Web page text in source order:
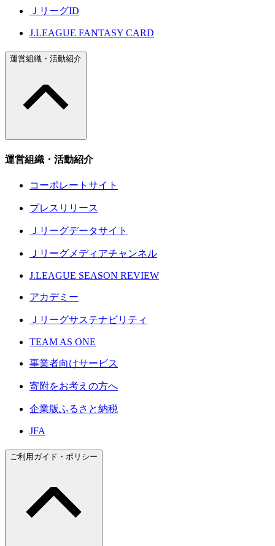
ＪリーグID
J.LEAGUE FANTASY CARD
運営組織・活動紹介
運営組織・活動紹介
コーポレートサイト
プレスリリース
Ｊリーグデータサイト
Ｊリーグメディアチャンネル
J.LEAGUE SEASON REVIEW
アカデミー
Ｊリーグサステナビリティ
TEAM AS ONE
事業者向けサービス
寄附をお考えの方へ
企業版ふるさと納税
JFA
ご利用ガイド・ポリシー